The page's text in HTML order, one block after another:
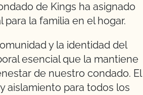
de Kings ha asignado
la familia en el hogar.
y la identidad del
esencial que la mantiene
de nuestro condado. El
aislamiento para todos los